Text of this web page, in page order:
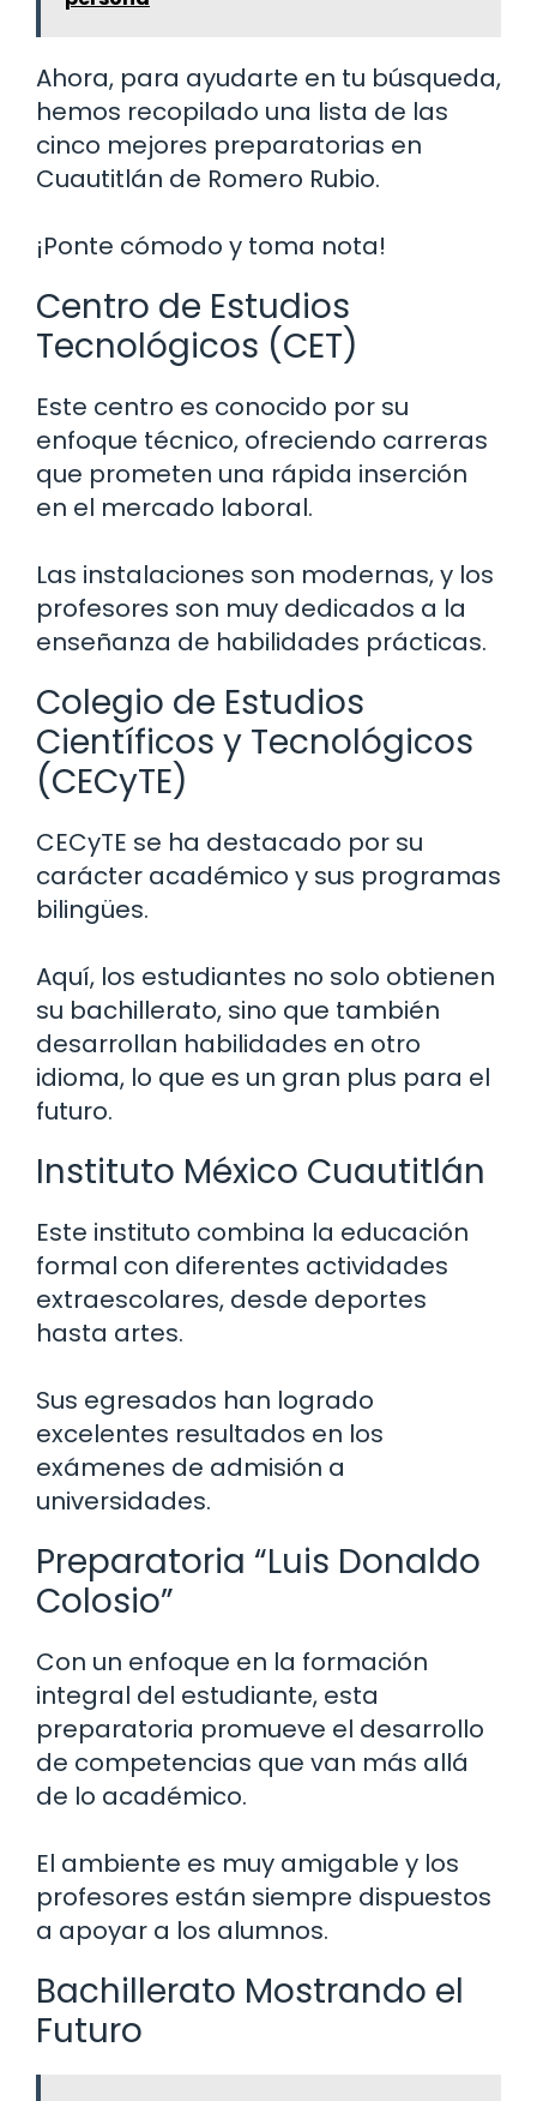
Ahora, para ayudarte en tu búsqueda,
hemos recopilado una lista de las
cinco mejores preparatorias en
Cuautitlán de Romero Rubio.
¡Ponte cómodo y toma nota!
Centro de Estudios
Tecnológicos (CET)
Este centro es conocido por su
enfoque técnico, ofreciendo carreras
que prometen una rápida inserción
en el mercado laboral.
Las instalaciones son modernas, y los
profesores son muy dedicados a la
enseñanza de habilidades prácticas.
Colegio de Estudios
Científicos y Tecnológicos
(CECyTE)
CECyTE se ha destacado por su
carácter académico y sus programas
bilingües.
Aquí, los estudiantes no solo obtienen
su bachillerato, sino que también
desarrollan habilidades en otro
idioma, lo que es un gran plus para el
futuro.
Instituto México Cuautitlán
Este instituto combina la educación
formal con diferentes actividades
extraescolares, desde deportes
hasta artes.
Sus egresados han logrado
excelentes resultados en los
exámenes de admisión a
universidades.
Preparatoria “Luis Donaldo
Colosio”
Con un enfoque en la formación
integral del estudiante, esta
preparatoria promueve el desarrollo
de competencias que van más allá
de lo académico.
El ambiente es muy amigable y los
profesores están siempre dispuestos
a apoyar a los alumnos.
Bachillerato Mostrando el
Futuro